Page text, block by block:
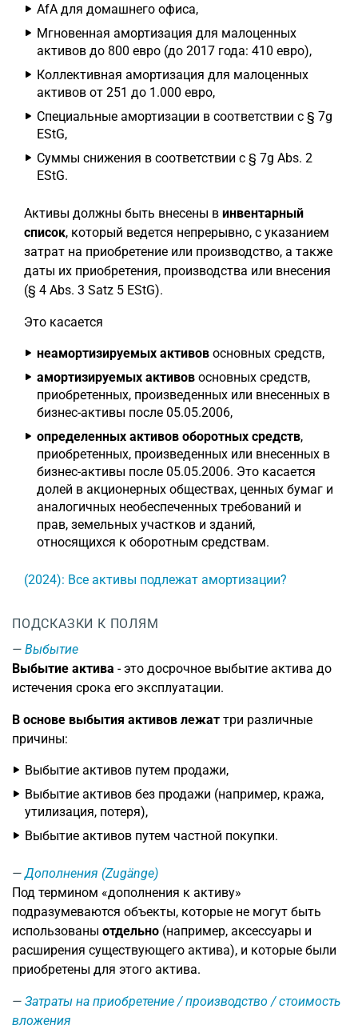
AfA для домашнего офиса,
Мгновенная амортизация для малоценных
активов до 800 евро (до 2017 года: 410 евро),
Коллективная амортизация для малоценных
активов от 251 до 1.000 евро,
Специальные амортизации в соответствии с § 7g
EStG,
Суммы снижения в соответствии с § 7g Abs. 2
EStG.
Активы должны быть внесены в инвентарный
список, который ведется непрерывно, с указанием
затрат на приобретение или производство, а также
даты их приобретения, производства или внесения
(§ 4 Abs. 3 Satz 5 EStG).
Это касается
неамортизируемых активов основных средств,
амортизируемых активов основных средств,
приобретенных, произведенных или внесенных в
бизнес-активы после 05.05.2006,
определенных активов оборотных средств,
приобретенных, произведенных или внесенных в
бизнес-активы после 05.05.2006. Это касается
долей в акционерных обществах, ценных бумаг и
аналогичных необеспеченных требований и
прав, земельных участков и зданий,
относящихся к оборотным средствам.
(2024): Все активы подлежат амортизации?
ПОДСКАЗКИ К ПОЛЯМ
Выбытие
Выбытие актива - это досрочное выбытие актива до
истечения срока его эксплуатации.
В основе выбытия активов лежат три различные
причины:
Выбытие активов путем продажи,
Выбытие активов без продажи (например, кража,
утилизация, потеря),
Выбытие активов путем частной покупки.
Дополнения (Zugänge)
Под термином «дополнения к активу»
подразумеваются объекты, которые не могут быть
использованы отдельно (например, аксессуары и
расширения существующего актива), и которые были
приобретены для этого актива.
Затраты на приобретение / производство / стоимость
вложения